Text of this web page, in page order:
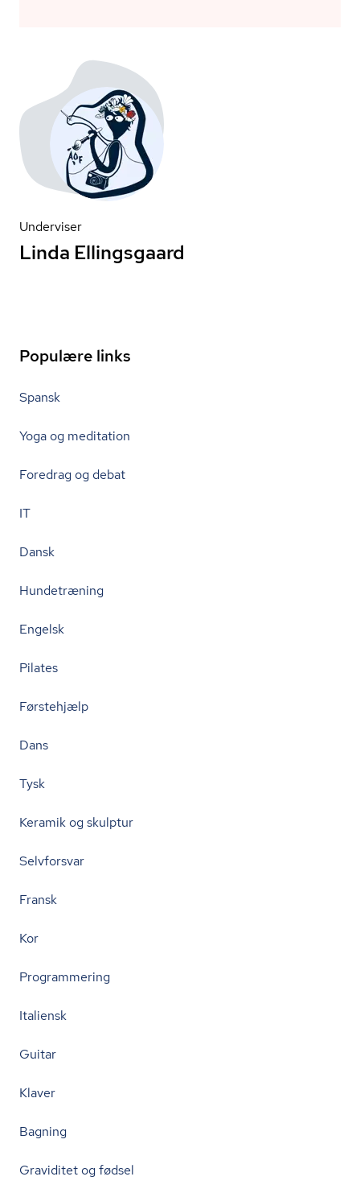
Underviser
Linda Ellingsgaard
Populære links
Spansk
Yoga og meditation
Foredrag og debat
IT
Dansk
Hundetræning
Engelsk
Pilates
Førstehjælp
Dans
Tysk
Keramik og skulptur
Selvforsvar
Fransk
Kor
Programmering
Italiensk
Guitar
Klaver
Bagning
Graviditet og fødsel